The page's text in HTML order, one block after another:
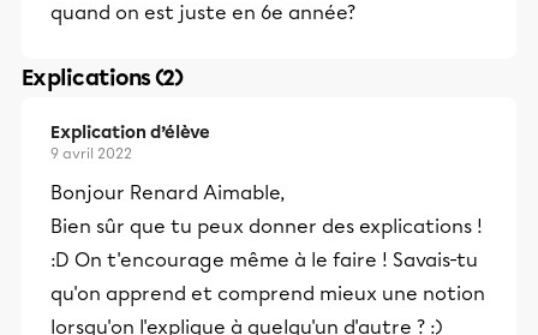
quand on est juste en 6e année?
Explications (2)
Explication d’élève
9 avril 2022
Bonjour Renard Aimable,
Bien sûr que tu peux donner des explications !
:D On t'encourage même à le faire ! Savais-tu
qu'on apprend et comprend mieux une notion
lorsqu'on l'explique à quelqu'un d'autre ? :)